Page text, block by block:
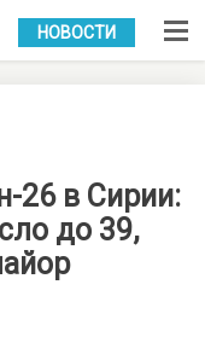
УКР РУС
НОВОСТИ
26 в Сирии:
до 39,